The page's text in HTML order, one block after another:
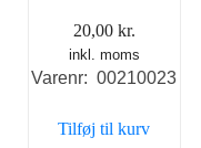
20,00 kr.
inkl. moms
Varenr: 00210023
Tilføj til kurv